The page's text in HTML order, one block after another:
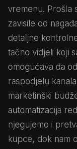
vremenu. Prošla
zavisile od
detaljne
tačno vidjeli koji
omogućava da
raspodjelu
marketinški
automatizacija
njegujemo i
kupce, dok nam